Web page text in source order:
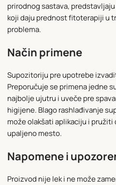
prirodnog sastava,
koji daju prednost fitoterapiji u
problema.
Način primene
Supozitoriju pre upotrebe
Preporučuje se primena jedne
najbolje ujutru i uveče pre
higijene. Blago rashlađivanje
može olakšati aplikaciju i
upaljeno mesto.
Napomene i
Proizvod nije lek i ne može